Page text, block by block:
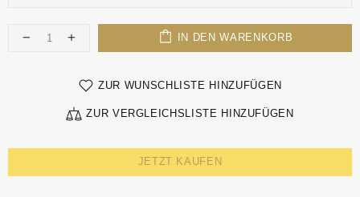
IN DEN WARENKORB
ZUR WUNSCHLISTE HINZUFÜGEN
ZUR VERGLEICHSLISTE HINZUFÜGEN
JETZT KAUFEN